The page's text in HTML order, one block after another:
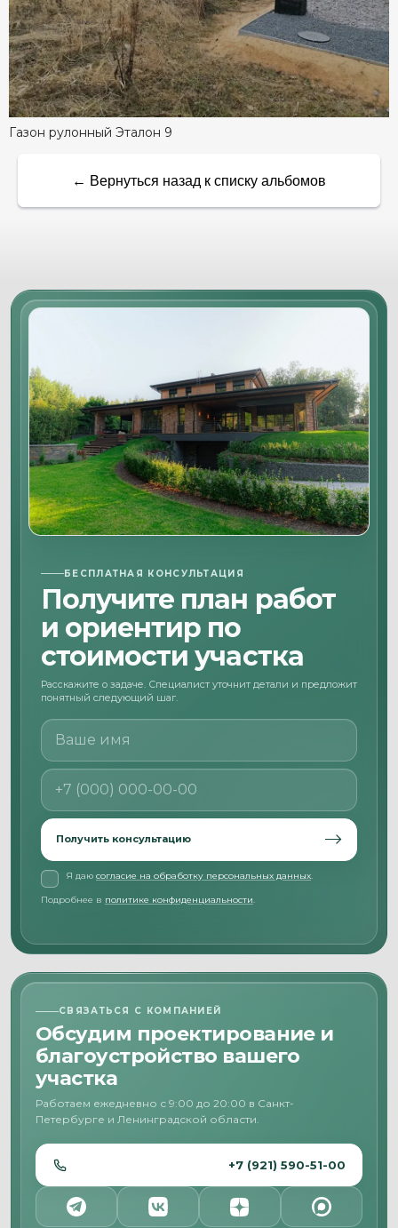
Газон рулонный Эталон 9
← Вернуться назад к списку альбомов
БЕСПЛАТНАЯ КОНСУЛЬТАЦИЯ
Получите план работ
и ориентир по
стоимости участка
Расскажите о задаче. Специалист уточнит детали и предложит
понятный следующий шаг.
Ваше имя
Номер телефона
Получить консультацию
Я даю согласие на обработку персональных данных.
Подробнее в политике конфиденциальности.
СВЯЗАТЬСЯ С КОМПАНИЕЙ
Обсудим проектирование и
благоустройство вашего
участка
Работаем ежедневно с 9:00 до 20:00 в Санкт-
Петербурге и Ленинградской области.
+7 (921) 590-51-00